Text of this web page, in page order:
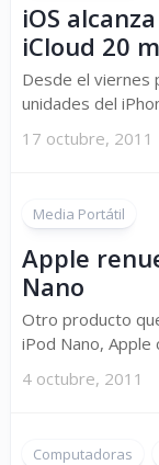
iOS
iCloud 20
Desde el viernes
unidades del
17 octubre, 2011
Media Portátil
Apple
Nano
Otro producto
iPod Nano, Apple
4 octubre, 2011
Computadoras